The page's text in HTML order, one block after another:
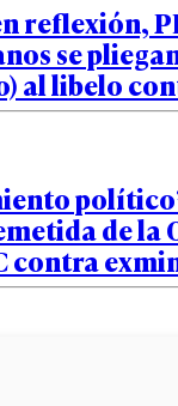
reflexión,
se
al libelo
de la
contra